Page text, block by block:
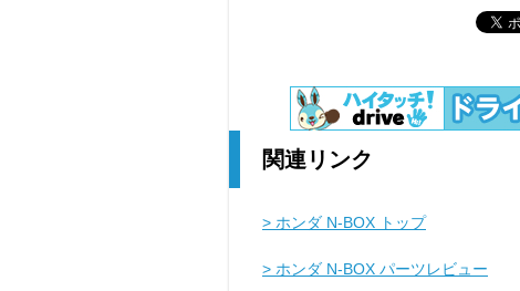
関連リンク
> ホンダ N-BOX トップ
> ホンダ N-BOX パーツレビュー